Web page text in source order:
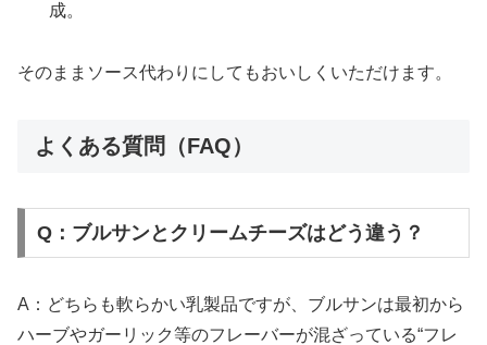
成。
そのままソース代わりにしてもおいしくいただけます。
よくある質問（FAQ）
Q：ブルサンとクリームチーズはどう違う？
A：どちらも軟らかい乳製品ですが、ブルサンは最初から
ハーブやガーリック等のフレーバーが混ざっている“フレ